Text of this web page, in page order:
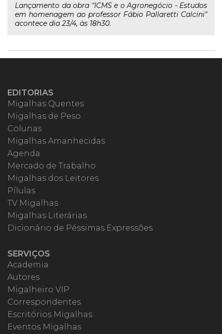
Lançamento da obra "ICMS e o Agronegócio - Estudos
em homenagem ao professor Fábio Pallaretti Calcini"
acontece dia 23/4, às 18h30.
EDITORIAS
Migalhas Quentes
Migalhas de Peso
Colunas
Migalhas Amanhecidas
Agenda
Mercado de Trabalho
Migalhas dos Leitores
Pílulas
TV Migalhas
Migalhas Literárias
Dicionário de Péssimas Expressões
SERVIÇOS
Academia
Autores
Migalheiro VIP
Correspondentes
Escritórios Migalhas
Eventos Migalhas